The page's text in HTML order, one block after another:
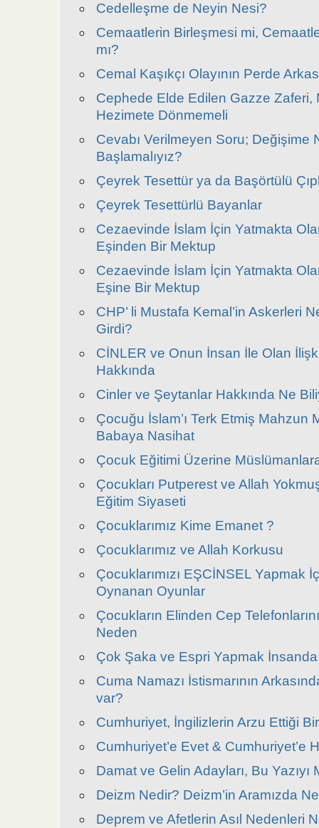
Cedelleşme de Neyin Nesi?
Cemaatlerin Birleşmesi mi,
mı?
Cemal Kaşıkçı Olayının Perde
Cephede Elde Edilen Gazze Zaferi,
Hezimete Dönmemeli
Cevabı Verilmeyen Soru; Değişime
Başlamalıyız?
Çeyrek Tesettür ya da Başörtülü
Çeyrek Tesettürlü Bayanlar
Cezaevinde İslam İçin Yatmakta
Eşinden Bir Mektup
Cezaevinde İslam İçin Yatmakta
Eşine Bir Mektup
CHP’ li Mustafa Kemal’in Askerleri
Girdi?
CİNLER ve Onun İnsan İle Olan
Hakkında
Cinler ve Şeytanlar Hakkında Ne
Çocuğu İslam’ı Terk Etmiş Mahzun
Babaya Nasihat
Çocuk Eğitimi Üzerine
Çocukları Putperest ve Allah
Eğitim Siyaseti
Çocuklarımız Kime Emanet ?
Çocuklarımız ve Allah Korkusu
Çocuklarımızı EŞCİNSEL Yapmak
Oynanan Oyunlar
Çocukların Elinden Cep
Neden
Çok Şaka ve Espri Yapmak
Cuma Namazı İstismarının
var?
Cumhuriyet, İngilizlerin Arzu Ettiği
Cumhuriyet’e Evet & Cumhuriyet’e
Damat ve Gelin Adayları, Bu
Deizm Nedir? Deizm’in Aramızda
Deprem ve Afetlerin Asıl Nedenleri